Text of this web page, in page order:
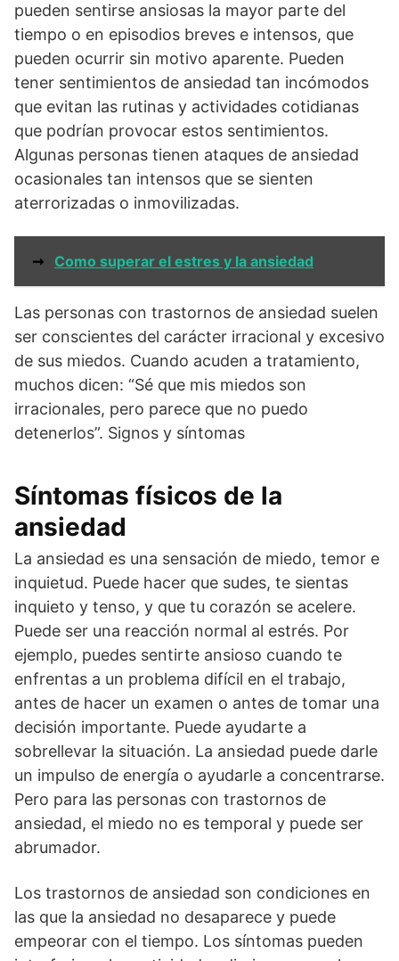
pueden sentirse ansiosas la mayor parte del
tiempo o en episodios breves e intensos, que
pueden ocurrir sin motivo aparente. Pueden
tener sentimientos de ansiedad tan incómodos
que evitan las rutinas y actividades cotidianas
que podrían provocar estos sentimientos.
Algunas personas tienen ataques de ansiedad
ocasionales tan intensos que se sienten
aterrorizadas o inmovilizadas.
➞ Como superar el estres y la ansiedad
Las personas con trastornos de ansiedad suelen
ser conscientes del carácter irracional y excesivo
de sus miedos. Cuando acuden a tratamiento,
muchos dicen: “Sé que mis miedos son
irracionales, pero parece que no puedo
detenerlos”. Signos y síntomas
Síntomas físicos de la
ansiedad
La ansiedad es una sensación de miedo, temor e
inquietud. Puede hacer que sudes, te sientas
inquieto y tenso, y que tu corazón se acelere.
Puede ser una reacción normal al estrés. Por
ejemplo, puedes sentirte ansioso cuando te
enfrentas a un problema difícil en el trabajo,
antes de hacer un examen o antes de tomar una
decisión importante. Puede ayudarte a
sobrellevar la situación. La ansiedad puede darle
un impulso de energía o ayudarle a concentrarse.
Pero para las personas con trastornos de
ansiedad, el miedo no es temporal y puede ser
abrumador.
Los trastornos de ansiedad son condiciones en
las que la ansiedad no desaparece y puede
empeorar con el tiempo. Los síntomas pueden